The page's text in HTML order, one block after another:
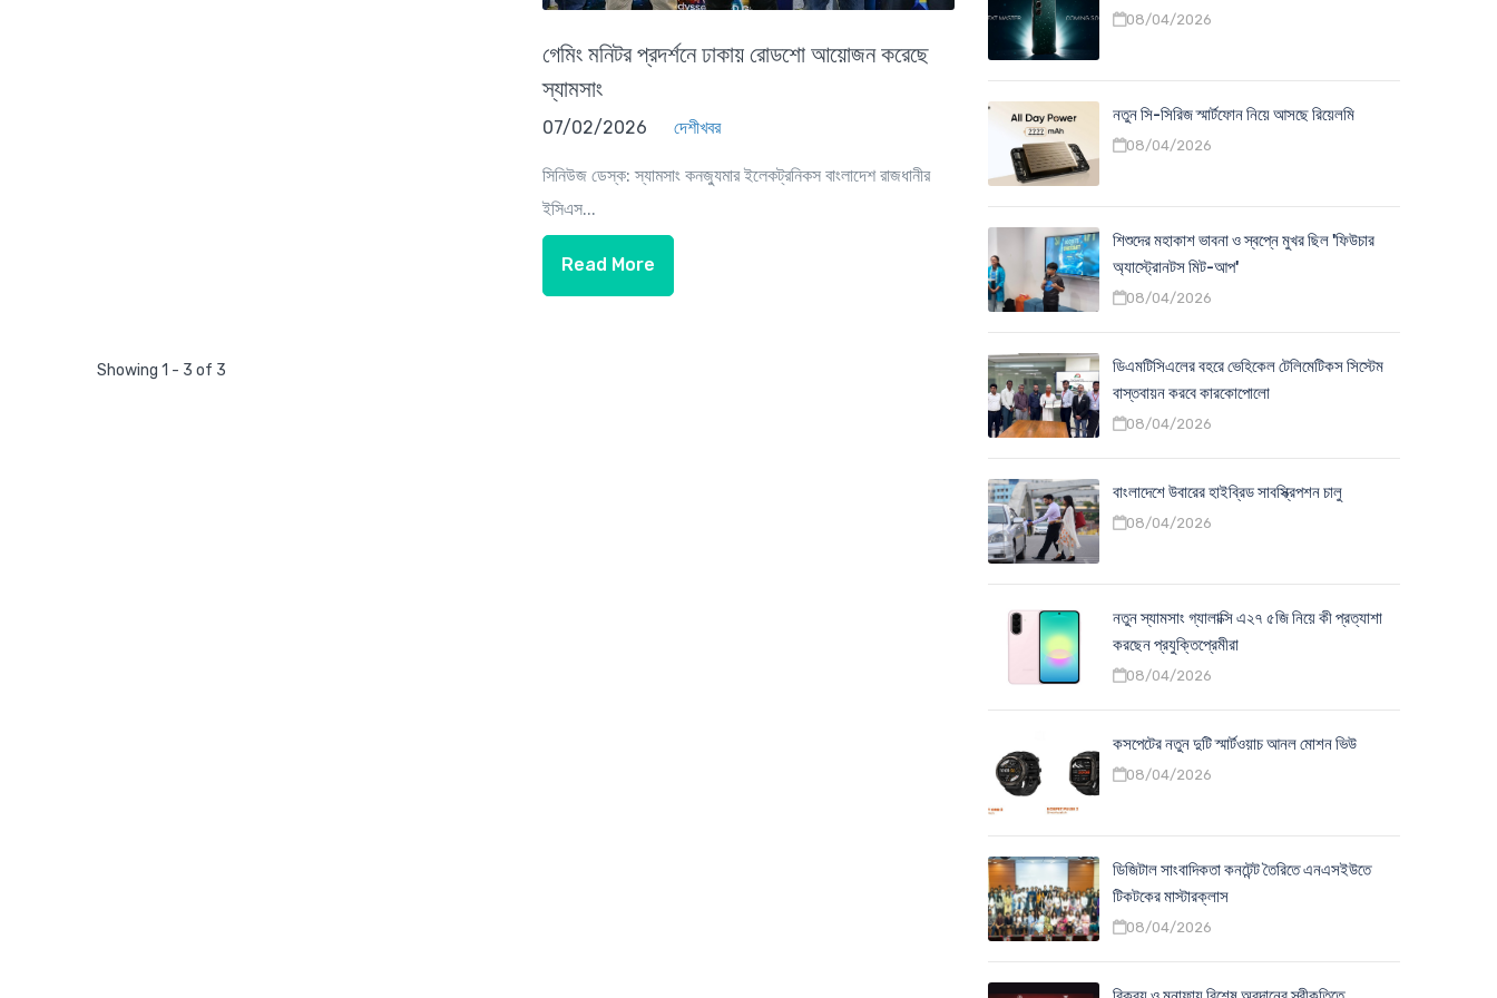
গেমিং মনিটর প্রদর্শনে ঢাকায় রোডশো আয়োজন করেছে
স্যামসাং
07/02/2026 দেশীখবর
সিনিউজ ডেস্ক: স্যামসাং কনজ্যুমার ইলেকট্রনিকস বাংলাদেশ রাজধানীর
ইসিএস...
Read More
Showing 1 - 3 of 3
08/04/2026
নতুন সি-সিরিজ স্মার্টফোন নিয়ে আসছে রিয়েলমি
08/04/2026
শিশুদের মহাকাশ ভাবনা ও স্বপ্নে মুখর ছিল 'ফিউচার
অ্যাস্ট্রোনটস মিট-আপ'
08/04/2026
ডিএমটিসিএলের বহরে ভেহিকেল টেলিমেটিকস সিস্টেম
বাস্তবায়ন করবে কারকোপোলো
08/04/2026
বাংলাদেশে উবারের হাইব্রিড সাবস্ক্রিপশন চালু
08/04/2026
নতুন স্যামসাং গ্যালাক্সি এ২৭ ৫জি নিয়ে কী প্রত্যাশা
করছেন প্রযুক্তিপ্রেমীরা
08/04/2026
কসপেটের নতুন দুটি স্মার্টওয়াচ আনল মোশন ভিউ
08/04/2026
ডিজিটাল সাংবাদিকতা কনটেন্ট তৈরিতে এনএসইউতে
টিকটকের মাস্টারক্লাস
08/04/2026